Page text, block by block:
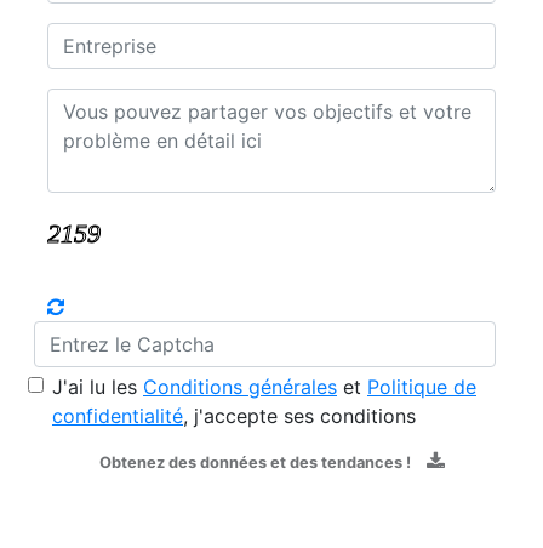
J'ai lu les Conditions générales et Politique de
confidentialité, j'accepte ses conditions
Obtenez des données et des tendances !